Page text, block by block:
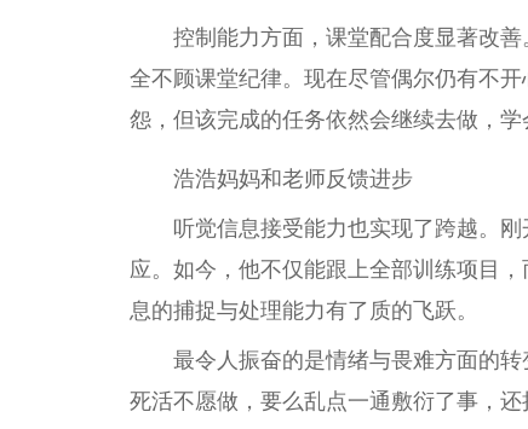
控制能力方面，课堂配合度显著改
全不顾课堂纪律。现在尽管偶尔仍有不
怨，但该完成的任务依然会继续去做，
浩浩妈妈和老师反馈进步
听觉信息接受能力也实现了跨越。
应。如今，他不仅能跟上全部训练项目
息的捕捉与处理能力有了质的飞跃。
最令人振奋的是情绪与畏难方面的
死活不愿做，要么乱点一通敷衍了事，